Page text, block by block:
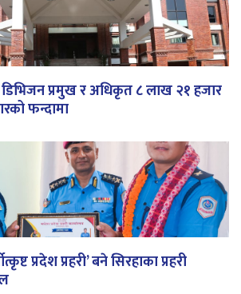
डिभिजन प्रमुख र अधिकृत ८ लाख २१ हजार
फन्दामा
प्रदेश प्रहरी’ बने सिरहाका प्रहरी